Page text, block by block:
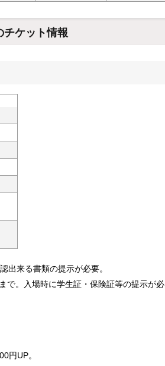
チケット情報
出来る書類の提示が必要。
で。入場時に学生証・保険証等の提示が必
円UP。